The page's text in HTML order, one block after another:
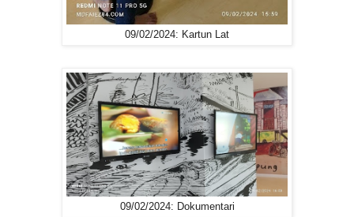
09/02/2024: Kartun Lat
09/02/2024: Dokumentari